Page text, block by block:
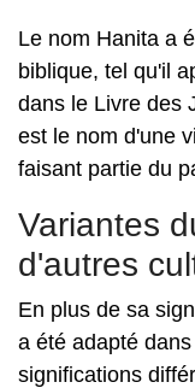
Le nom Hanita a
biblique, tel qu'il
dans le Livre des
est le nom d'une
faisant partie du
Variantes
d'autres
En plus de sa
a été adapté
significations